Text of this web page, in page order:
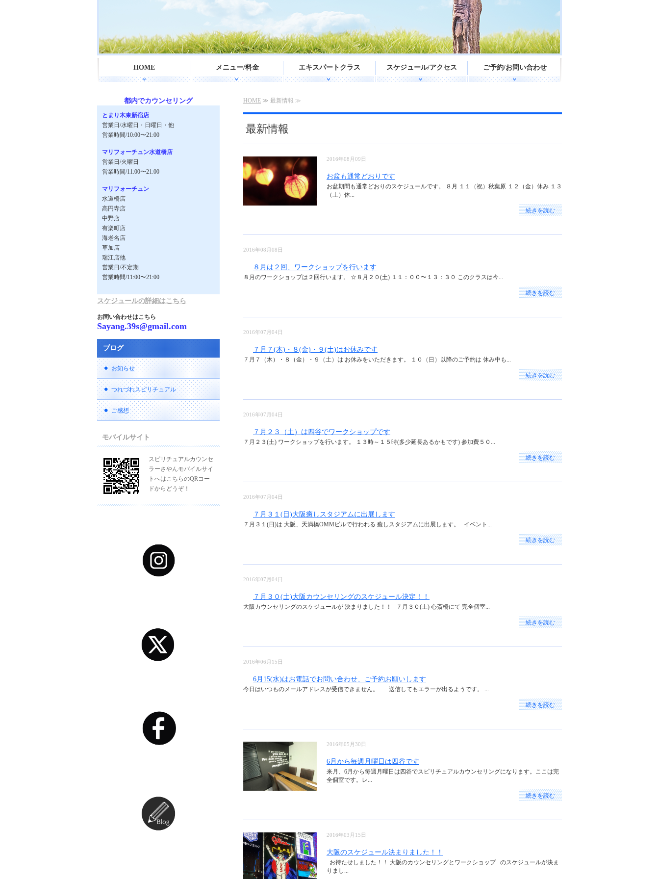
HOME メニュー/料金 エキスパートクラス スケジュール/アクセス ご予約/お問い合わせ
HOME ≫ 最新情報 ≫
最新情報
2016年08月09日
お盆も通常どおりです
お盆期間も通常どおりのスケジュールです。 ８月 １１（祝）秋葉原 １２（金）休み １３
（土）休...
続きを読む
2016年08月08日
８月は２回、ワークショップを行います
８月のワークショップは２回行います。 ☆８月２０(土) １１：００〜１３：３０ このクラスは今...
続きを読む
2016年07月04日
７月７(木)・８(金)・９(土)はお休みです
７月７（木）・８（金）・９（土）は お休みをいただきます。 １０（日）以降のご予約は 休み中も...
続きを読む
2016年07月04日
７月２３（土）は四谷でワークショップです
７月２３(土) ワークショップを行います。 １３時～１５時(多少延長あるかもです) 参加費５０...
続きを読む
2016年07月04日
７月３１(日)大阪癒しスタジアムに出展します
７月３１(日)は 大阪、天満橋OMMビルで行われる 癒しスタジアムに出展します。 イベント...
続きを読む
2016年07月04日
７月３０(土)大阪カウンセリングのスケジュール決定！！
大阪カウンセリングのスケジュールが 決まりました！！ ７月３０(土) 心斎橋にて 完全個室...
続きを読む
2016年06月15日
6月15(水)はお電話でお問い合わせ、ご予約お願いします
今日はいつものメールアドレスが受信できません。 送信してもエラーが出るようです。 ...
続きを読む
2016年05月30日
6月から毎週月曜日は四谷です
来月、6月から毎週月曜日は四谷でスピリチュアルカウンセリングになります。ここは完
全個室です。レ...
続きを読む
2016年03月15日
大阪のスケジュール決まりました！！
お待たせしました！！ 大阪のカウンセリングとワークショップ のスケジュールが決ま
りまし...
都内でカウンセリング
とまり木東新宿店
営業日/水曜日・日曜日・他
営業時間/10:00〜21:00
マリフォーチュン水道橋店
営業日/火曜日
営業時間/11:00〜21:00
マリフォーチュン
水道橋店
高円寺店
中野店
有楽町店
海老名店
草加店
瑞江店他
営業日/不定期
営業時間/11:00〜21:00
スケジュールの詳細はこちら
お問い合わせはこちら
Sayang.39s@gmail.com
ブログ
お知らせ
つれづれスピリチュアル
ご感想
モバイルサイト
スピリチュアルカウンセ
ラーさやんモバイルサイ
トへはこちらのQRコー
ドからどうぞ！